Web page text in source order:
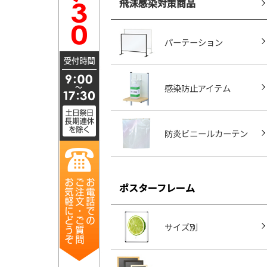
飛沫感染対策商品
パーテーション
感染防止アイテム
防炎ビニールカーテン
ポスターフレーム
サイズ別